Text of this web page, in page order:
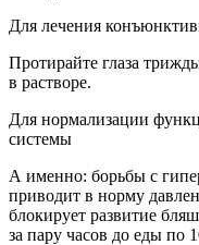
Для лечения
Протирайте глаза
в растворе.
Для нормализации
системы
А именно: борьбы с
приводит в норму
блокирует развитие
за пару часов до еды по